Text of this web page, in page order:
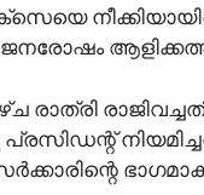
രാത്രി
പ്രസിഡന്റ്